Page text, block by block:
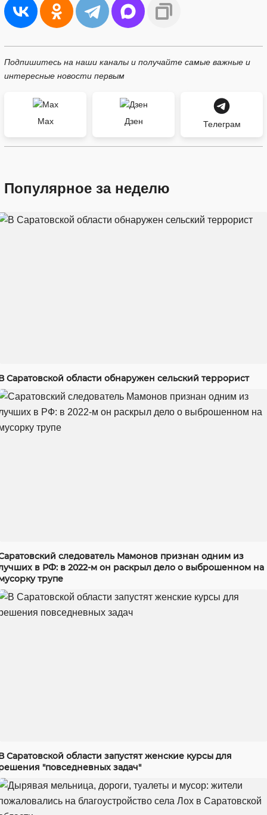
Подпишитесь на наши каналы и получайте самые важные и
интересные новости первым
Max Дзен Телеграм
Популярное за неделю
Саратовской области обнаружен сельский террорист
следователь Мамонов признан одним из
в РФ: в 2022-м он раскрыл дело о выброшенном на
трупе
Саратовской области запустят женские курсы для
"повседневных задач"